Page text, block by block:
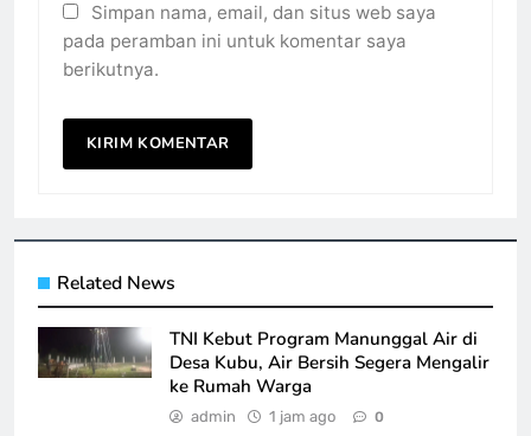
Simpan nama, email, dan situs web saya
pada peramban ini untuk komentar saya
berikutnya.
Related News
TNI Kebut Program Manunggal Air di
Desa Kubu, Air Bersih Segera Mengalir
ke Rumah Warga
admin 1 jam ago 0